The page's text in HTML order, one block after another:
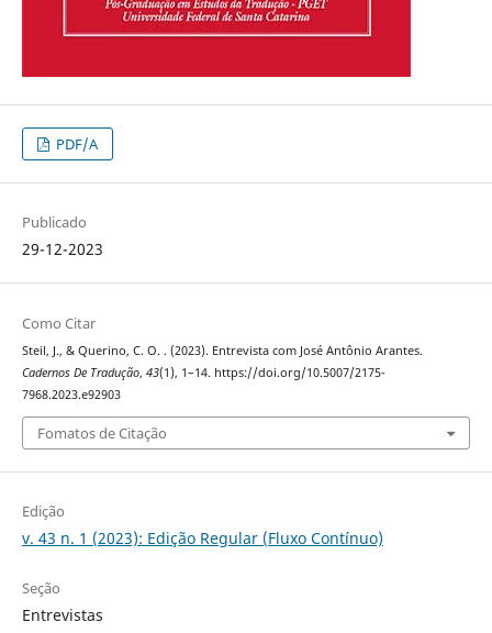
PDF/A
Publicado
29-12-2023
Como Citar
Steil, J., & Querino, C. O. . (2023). Entrevista com José Antônio Arantes.
Cadernos De Tradução, 43(1), 1–14. https://doi.org/10.5007/2175-
7968.2023.e92903
Fomatos de Citação
Edição
v. 43 n. 1 (2023): Edição Regular (Fluxo Contínuo)
Seção
Entrevistas